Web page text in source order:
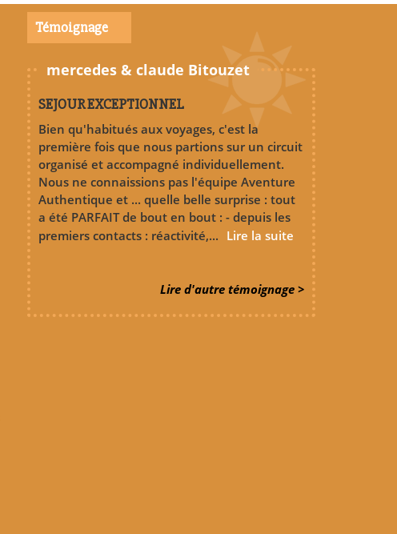
Témoignage
mercedes & claude Bitouzet
SEJOUR EXCEPTIONNEL
Bien qu'habitués aux voyages, c'est la
première fois que nous partions sur un circuit
organisé et accompagné individuellement.
Nous ne connaissions pas l'équipe Aventure
Authentique et ... quelle belle surprise : tout
a été PARFAIT de bout en bout : - depuis les
premiers contacts : réactivité,... Lire la suite
Lire d'autre témoignage >